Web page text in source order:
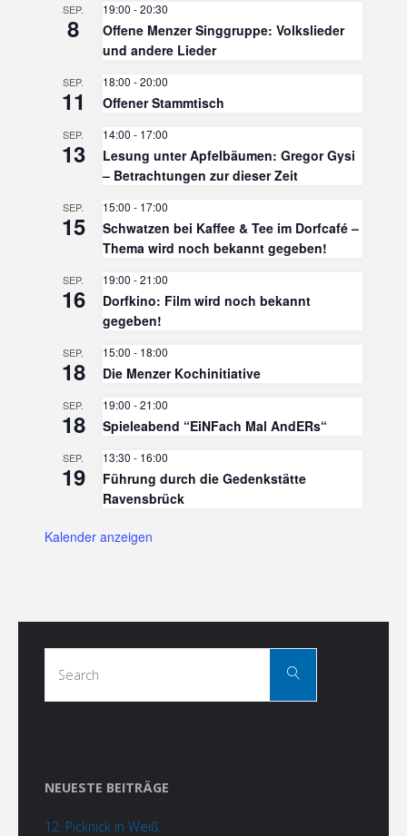
SEP.
8
19:00 -20:30
Offene Menzer Singgruppe: Volkslieder
und andere Lieder
SEP.
11
18:00 -20:00
Offener Stammtisch
SEP.
13
14:00 - 17:00
Lesung unter Apfelbäumen: Gregor Gysi
– Betrachtungen zur dieser Zeit
SEP.
15
15:00 - 17:00
Schwatzen bei Kaffee & Tee im Dorfcafé –
Thema wird noch bekannt gegeben!
SEP.
16
19:00 -21:00
Dorfkino: Film wird noch bekannt
gegeben!
SEP.
18
15:00 - 18:00
Die Menzer Kochinitiative
SEP.
18
19:00 -21:00
Spieleabend “EiNFach Mal AndERs“
SEP.
19
13:30 - 16:00
Führung durch die Gedenkstätte
Ravensbrück
Kalender anzeigen
Search
NEUESTE BEITRÄGE
12. Picknick in Weiß